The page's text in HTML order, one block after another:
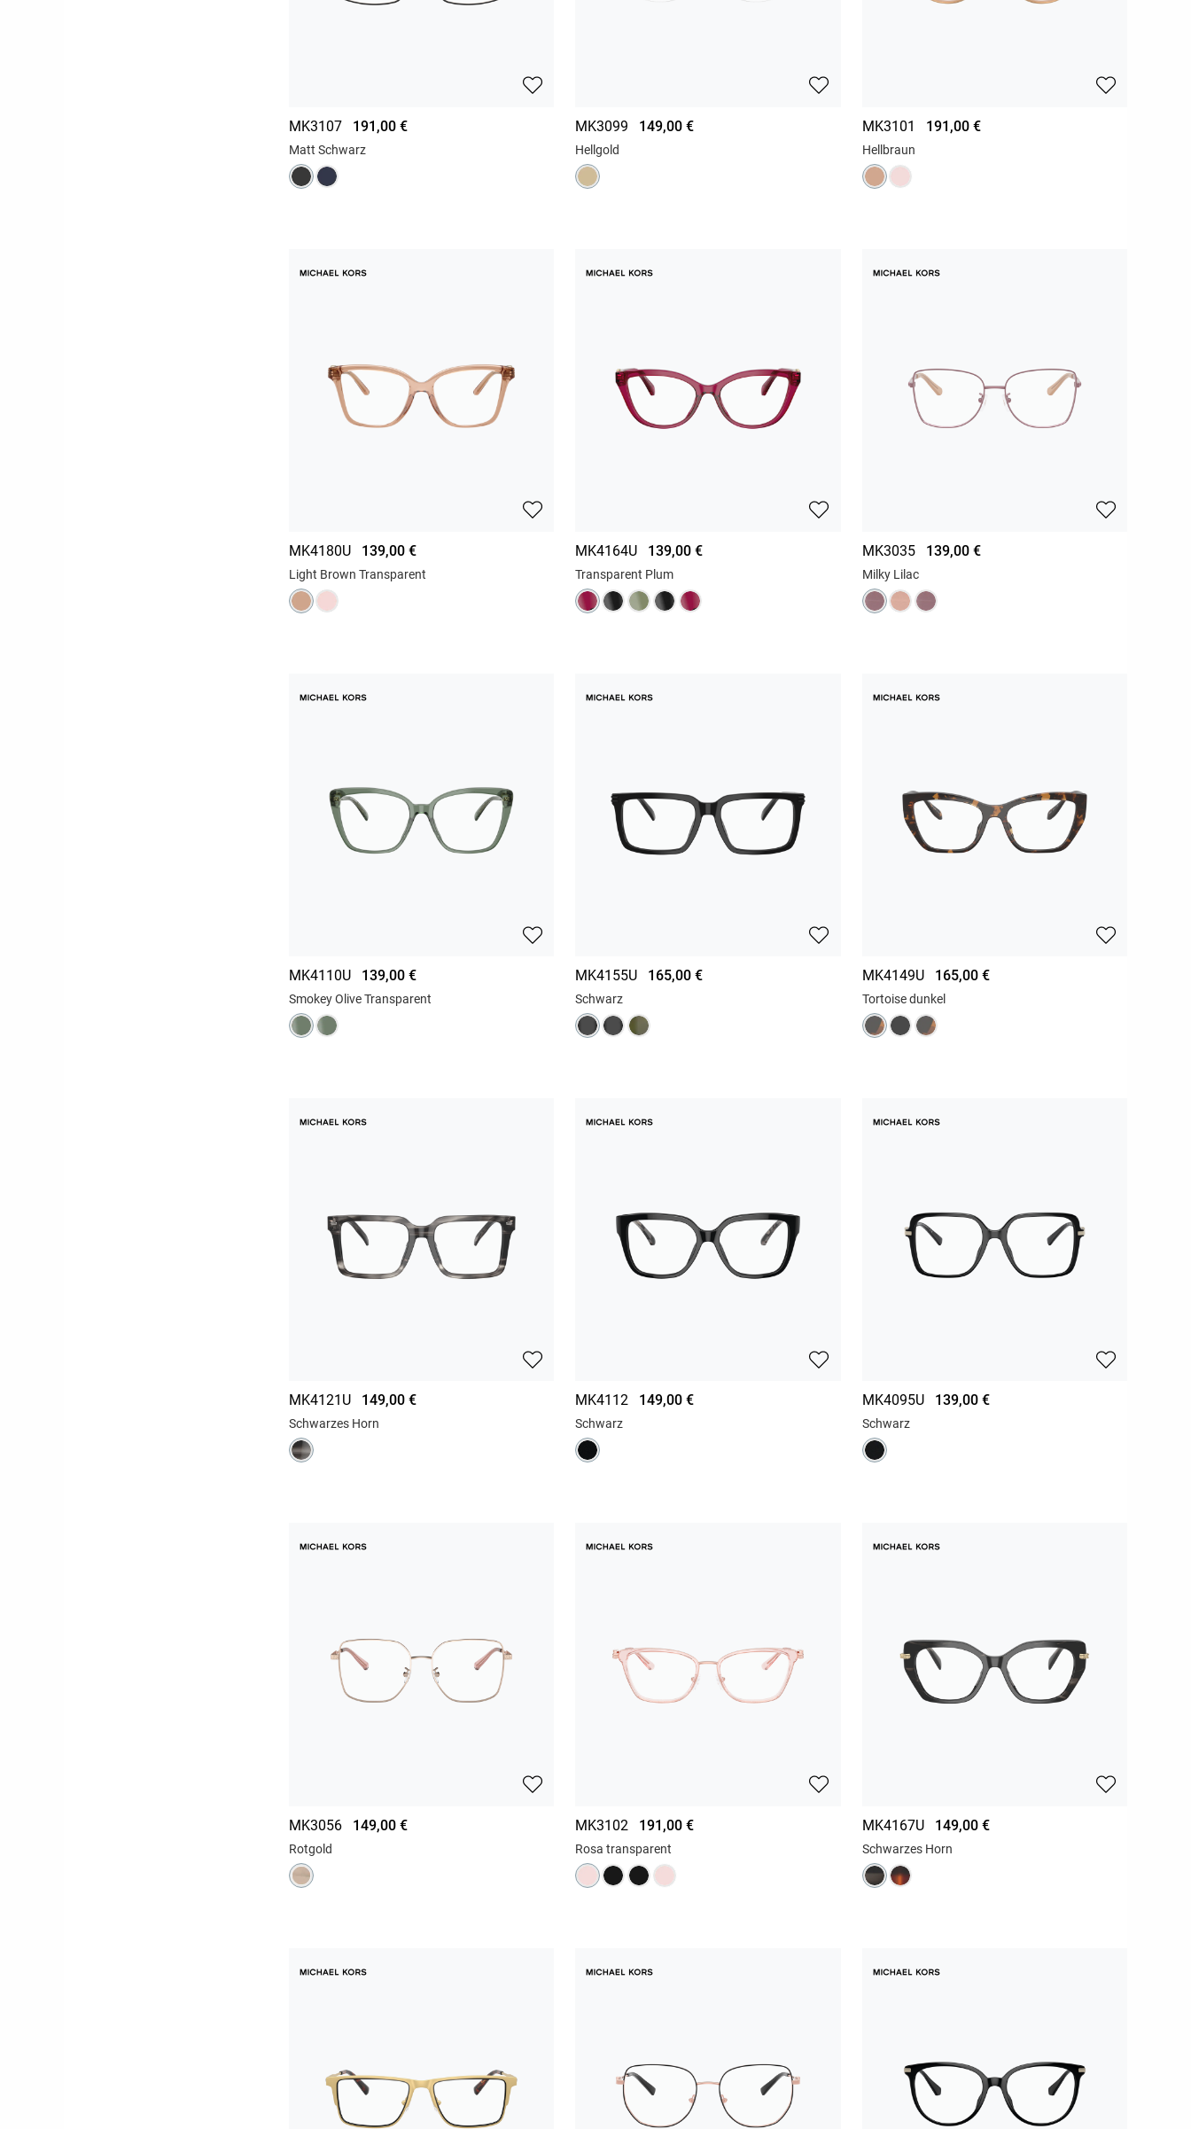
MK3107 191,00 €
Matt Schwarz
MK3099 149,00 €
Hellgold
MK3101 191,00 €
Hellbraun
MK4180U 139,00 €
Light Brown Transparent
MK4164U 139,00 €
Transparent Plum
MK3035 139,00 €
Milky Lilac
MK4110U 139,00 €
Smokey Olive Transparent
MK4155U 165,00 €
Schwarz
MK4149U 165,00 €
Tortoise dunkel
MK4121U 149,00 €
Schwarzes Horn
MK4112 149,00 €
Schwarz
MK4095U 139,00 €
Schwarz
MK3056 149,00 €
Rotgold
MK3102 191,00 €
Rosa transparent
MK4167U 149,00 €
Schwarzes Horn